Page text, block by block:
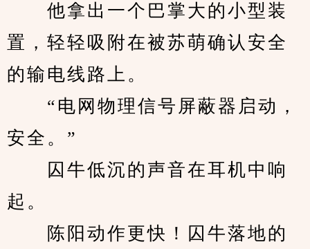
他拿出一个巴掌大的小型装
置，轻轻吸附在被苏萌确认安全
的输电线路上。
“电网物理信号屏蔽器启动，
安全。”
囚牛低沉的声音在耳机中响
起。
陈阳动作更快！囚牛落地的